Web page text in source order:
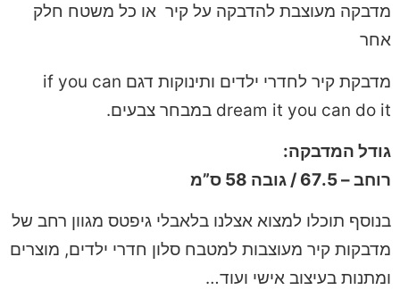
מדבקה מעוצבת להדבקה על קיר או כל משטח חלק
אחר
מדבקת קיר לחדרי ילדים ותינוקות דגם if you can
dream it you can do it במבחר צבעים.
גודל המדבקה:
רוחב – 67.5 / גובה 58 ס”מ
בנוסף תוכלו למצוא אצלנו בלאבלי גיפטס מגוון רחב של
מדבקות קיר מעוצבות למטבח סלון חדרי ילדים, מוצרים
ומתנות בעיצוב אישי ועוד…